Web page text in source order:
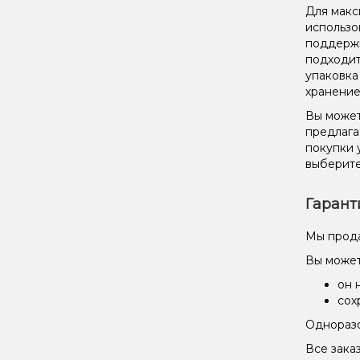
Для
Вы
покупки
Мы
Вы
он
Все